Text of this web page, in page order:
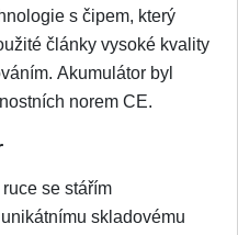
s čipem, který
články vysoké kvality
Akumulátor byl
norem CE.
se stářím
skladovému